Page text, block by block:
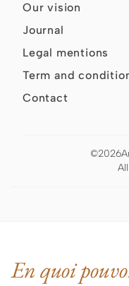
Our vision
Journal
Legal mentions
Term and
Contact
©2026
En quoi